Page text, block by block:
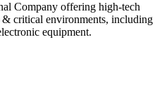
Company offering high-tech
critical environments, including
equipment.